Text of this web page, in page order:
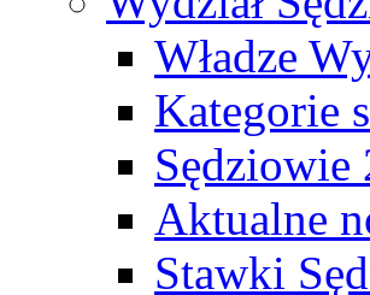
Władze
Kategorie
Sędziowie
Aktualne
Stawki